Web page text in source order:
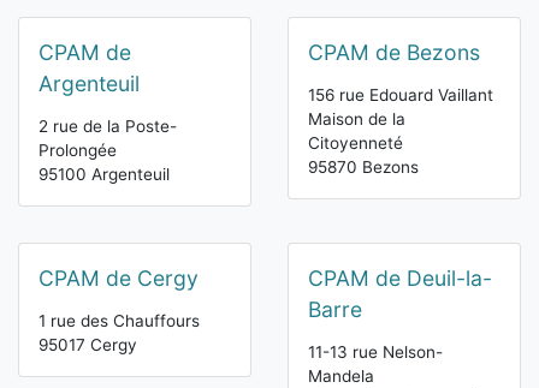
CPAM de
Argenteuil
2 rue de la Poste-
Prolongée
95100 Argenteuil
CPAM de Bezons
156 rue Edouard Vaillant
Maison de la
Citoyenneté
95870 Bezons
CPAM de Cergy
1 rue des Chauffours
95017 Cergy
CPAM de Deuil-la-
Barre
11-13 rue Nelson-
Mandela